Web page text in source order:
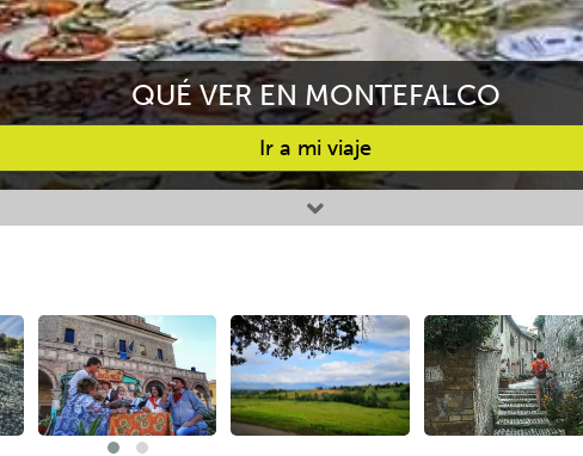
QUÉ VER EN MONTEFALCO
Ir a mi viaje